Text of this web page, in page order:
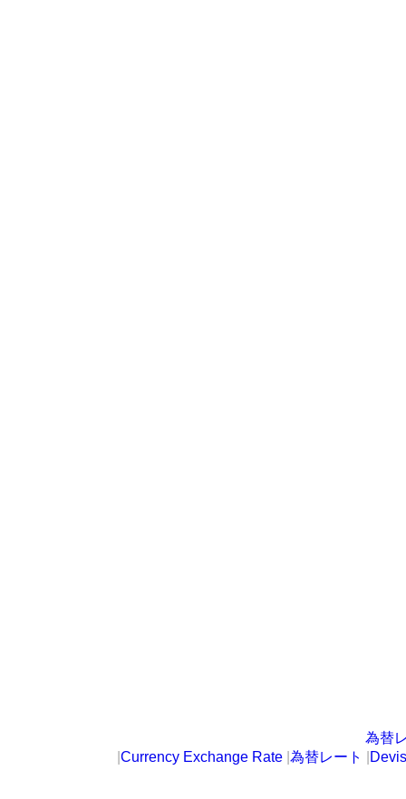
為替
Currency Exchange Rate 為替レート